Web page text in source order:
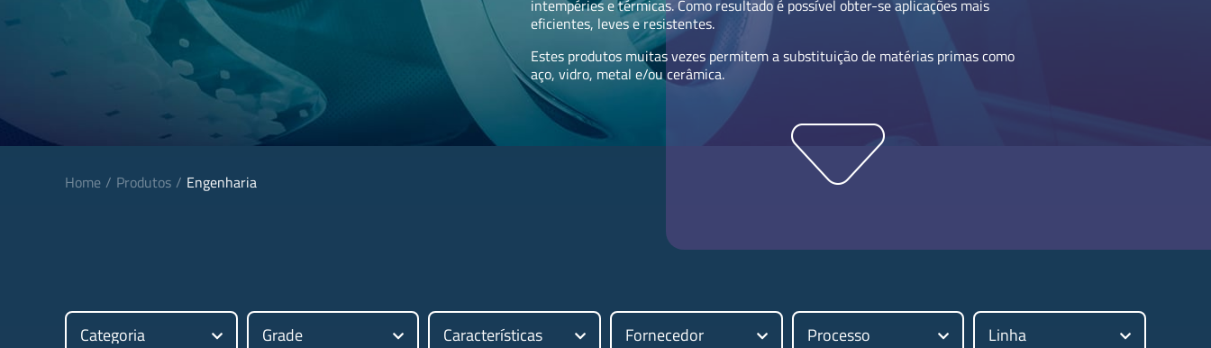
intempéries e térmicas. Como resultado é possível obter-se aplicações mais
eficientes, leves e resistentes.
Estes produtos muitas vezes permitem a substituição de matérias primas como
aço, vidro, metal e/ou cerâmica.
Home Produtos Engenharia
Categoria Grade Características Fornecedor Processo Linha